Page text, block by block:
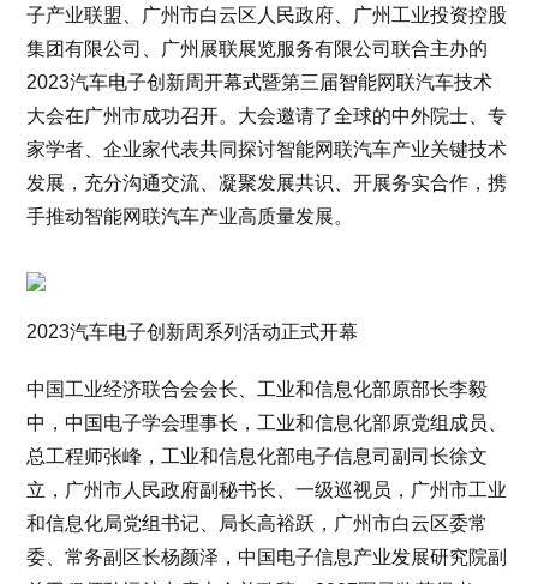
子产业联盟、广州市白云区人民政府、广州工业投资控股
集团有限公司、广州展联展览服务有限公司联合主办的
2023汽车电子创新周开幕式暨第三届智能网联汽车技术
大会在广州市成功召开。大会邀请了全球的中外院士、专
家学者、企业家代表共同探讨智能网联汽车产业关键技术
发展，充分沟通交流、凝聚发展共识、开展务实合作，携
手推动智能网联汽车产业高质量发展。
2023汽车电子创新周系列活动正式开幕
中国工业经济联合会会长、工业和信息化部原部长李毅
中，中国电子学会理事长，工业和信息化部原党组成员、
总工程师张峰，工业和信息化部电子信息司副司长徐文
立，广州市人民政府副秘书长、一级巡视员，广州市工业
和信息化局党组书记、局长高裕跃，广州市白云区委常
委、常务副区长杨颜泽，中国电子信息产业发展研究院副